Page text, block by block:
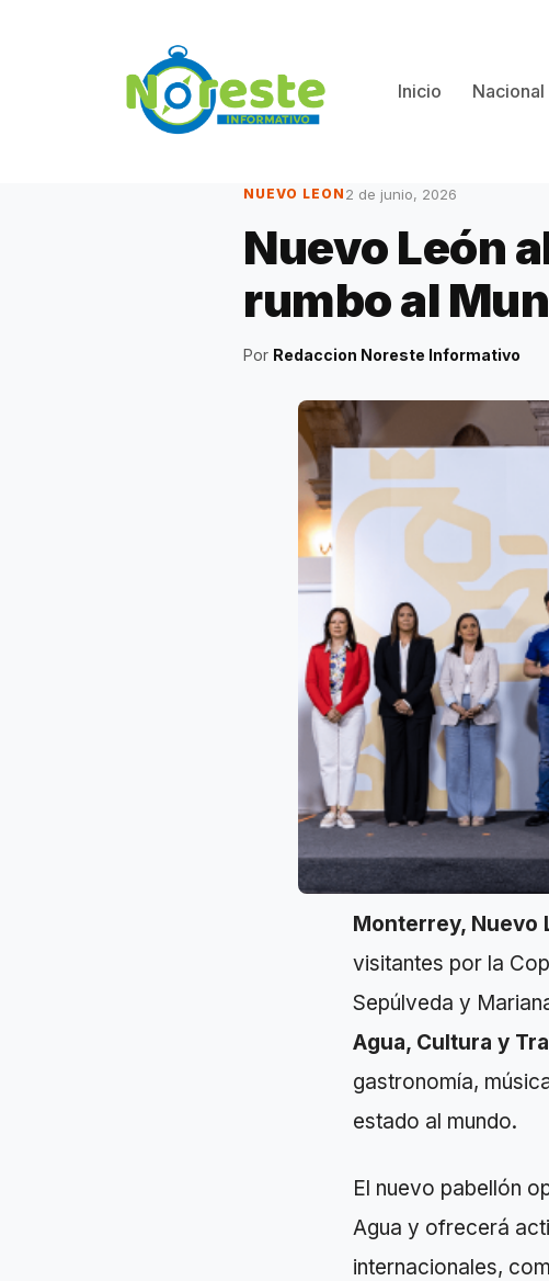
Inicio
Nacional
NUEVO LEON 2 de junio, 2026
Nuevo León
rumbo al
Por Redaccion Noreste Informativo
Monterrey, Nuevo
visitantes por la
Sepúlveda y
Agua, Cultura y
gastronomía,
estado al mundo.
El nuevo pabellón
Agua y ofrecerá
internacionales,